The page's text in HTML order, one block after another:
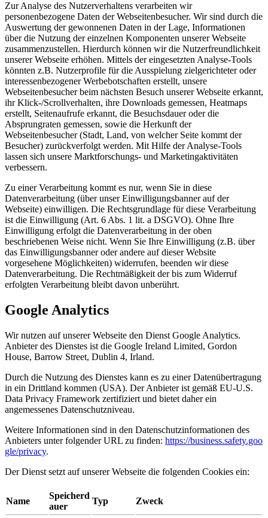
Zur Analyse des Nutzerverhaltens verarbeiten wir
personenbezogene Daten der Webseitenbesucher. Wir sind durch die
Auswertung der gewonnenen Daten in der Lage, Informationen
über die Nutzung der einzelnen Komponenten unserer Webseite
zusammenzustellen. Hierdurch können wir die Nutzerfreundlichkeit
unserer Webseite erhöhen. Mittels der eingesetzten Analyse-Tools
könnten z.B. Nutzerprofile für die Ausspielung zielgerichteter oder
interessenbezogener Werbebotschaften erstellt, unsere
Webseitenbesucher beim nächsten Besuch unserer Webseite erkannt,
ihr Klick-/Scrollverhalten, ihre Downloads gemessen, Heatmaps
erstellt, Seitenaufrufe erkannt, die Besuchsdauer oder die
Absprungraten gemessen, sowie die Herkunft der
Webseitenbesucher (Stadt, Land, von welcher Seite kommt der
Besucher) zurückverfolgt werden. Mit Hilfe der Analyse-Tools
lassen sich unsere Marktforschungs- und Marketingaktivitäten
verbessern.
Zu einer Verarbeitung kommt es nur, wenn Sie in diese
Datenverarbeitung (über unser Einwilligungsbanner auf der
Webseite) einwilligen. Die Rechtsgrundlage für diese Verarbeitung
ist die Einwilligung (Art. 6 Abs. 1 lit. a DSGVO). Ohne Ihre
Einwilligung erfolgt die Datenverarbeitung in der oben
beschriebenen Weise nicht. Wenn Sie Ihre Einwilligung (z.B. über
das Einwilligungsbanner oder andere auf dieser Website
vorgesehene Möglichkeiten) widerrufen, beenden wir diese
Datenverarbeitung. Die Rechtmäßigkeit der bis zum Widerruf
erfolgten Verarbeitung bleibt davon unberührt.
Google Analytics
Wir nutzen auf unserer Webseite den Dienst Google Analytics.
Anbieter des Dienstes ist die Google Ireland Limited, Gordon
House, Barrow Street, Dublin 4, Irland.
Durch die Nutzung des Dienstes kann es zu einer Datenübertragung
in ein Drittland kommen (USA). Der Anbieter ist gemäß EU-U.S.
Data Privacy Framework zertifiziert und bietet daher ein
angemessenes Datenschutzniveau.
Weitere Informationen sind in den Datenschutzinformationen des
Anbieters unter folgender URL zu finden: https://business.safety.goo
gle/privacy.
Der Dienst setzt auf unserer Webseite die folgenden Cookies ein:
Name
Speicherd
auer
Typ Zweck